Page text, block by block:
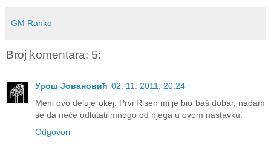
GM Ranko
Broj komentara: 5:
Урош Јовановић 02. 11. 2011. 20:24
Meni ovo deluje okej. Prvi Risen mi je bio baš dobar, nadam
se da neće odlutati mnogo od njega u ovom nastavku.
Odgovori